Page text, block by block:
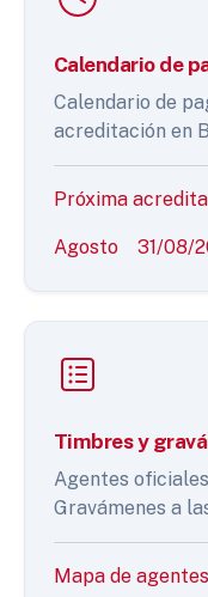
Calendario de
Calendario de
acreditación en
Próxima
Agosto 31/08/
Timbres y
Agentes
Gravámenes a
Mapa de